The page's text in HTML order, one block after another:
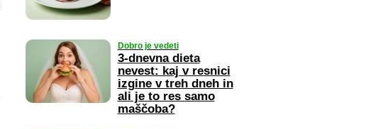
Dobro je vedeti
3-dnevna dieta
nevest: kaj v resnici
izgine v treh dneh in
ali je to res samo
maščoba?